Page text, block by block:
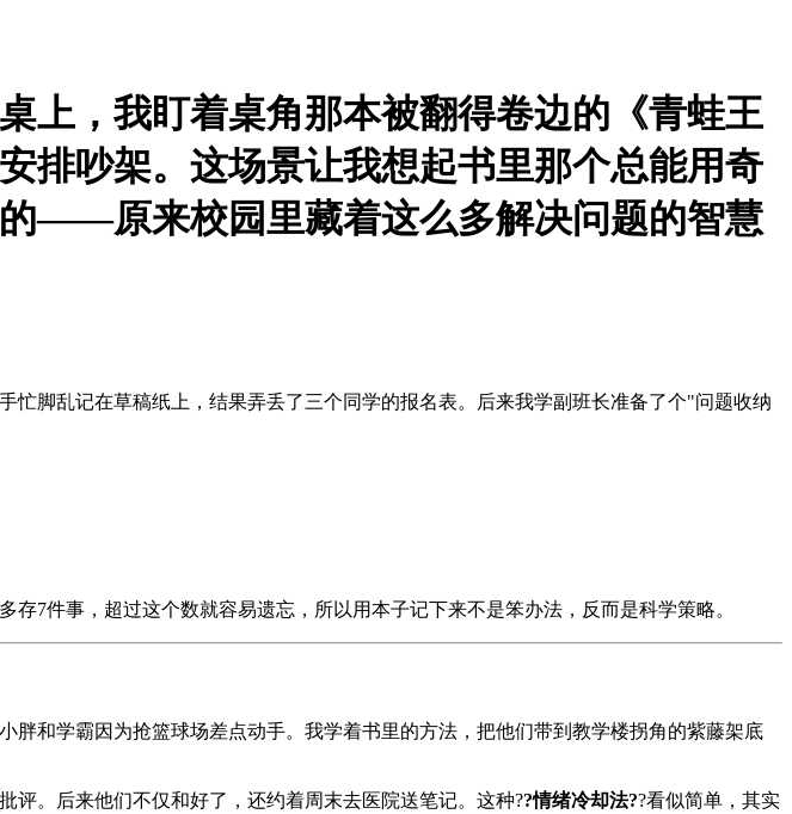
上，我盯着桌角那本被翻得卷边的《青蛙王
排吵架。这场景让我想起书里那个总能用奇
——原来校园里藏着这么多解决问题的智慧
脚乱记在草稿纸上，结果弄丢了三个同学的报名表。后来我学副班长准备了个"问题收纳
7件事，超过这个数就容易遗忘，所以用本子记下来不是笨办法，反而是科学策略。
和学霸因为抢篮球场差点动手。我学着书里的方法，把他们带到教学楼拐角的紫藤架底
评。后来他们不仅和好了，还约着周末去医院送笔记。这种??情绪冷却法??看似简单，其实